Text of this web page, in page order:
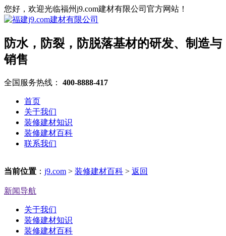
您好，欢迎光临福州j9.com建材有限公司官方网站！
防水，防裂，防脱落基材的研发、制造与
销售
全国服务热线： 400-8888-417
首页
关于我们
装修建材知识
装修建材百科
联系我们
当前位置 ： j9.com > 装修建材百科 > 返回
新闻导航
关于我们
装修建材知识
装修建材百科